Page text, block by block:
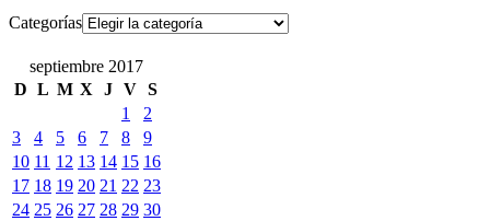
Categorías
septiembre 2017
D L M X J V S
1
2
3
4 5 6 7 8
9
10 11 12 13 14 15 16
17 18 19 20 21 22 23
24 25 26 27 28 29 30